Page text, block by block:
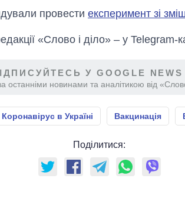
провести експеримент зі
«Слово і діло» – у Telegram-
У GOOGLE NEWS
останніми новинами та аналітикою від
Коронавірус в Україні Вакцинація
Поділитися: